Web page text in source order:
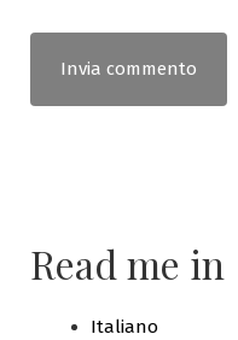
Read me in
Italiano